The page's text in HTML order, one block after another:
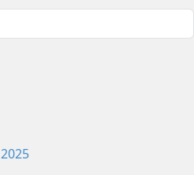
2025